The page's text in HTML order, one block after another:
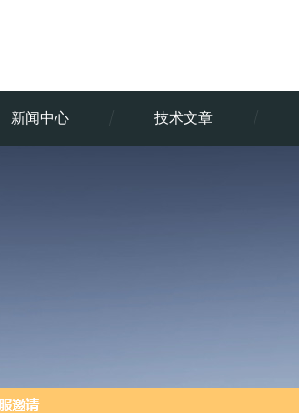
新闻中心 技术文章